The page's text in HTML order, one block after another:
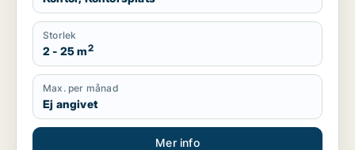
Storlek
2 - 25 m2
Max. per månad
Ej angivet
Mer info